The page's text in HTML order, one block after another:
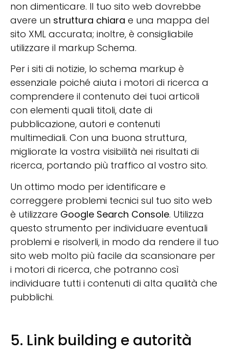
non dimenticare. Il tuo sito web dovrebbe
avere un struttura chiara e una mappa del
sito XML accurata; inoltre, è consigliabile
utilizzare il markup Schema.
Per i siti di notizie, lo schema markup è
essenziale poiché aiuta i motori di ricerca a
comprendere il contenuto dei tuoi articoli
con elementi quali titoli, date di
pubblicazione, autori e contenuti
multimediali. Con una buona struttura,
migliorate la vostra visibilità nei risultati di
ricerca, portando più traffico al vostro sito.
Un ottimo modo per identificare e
correggere problemi tecnici sul tuo sito web
è utilizzare Google Search Console. Utilizza
questo strumento per individuare eventuali
problemi e risolverli, in modo da rendere il tuo
sito web molto più facile da scansionare per
i motori di ricerca, che potranno così
individuare tutti i contenuti di alta qualità che
pubblichi.
5. Link building e autorità